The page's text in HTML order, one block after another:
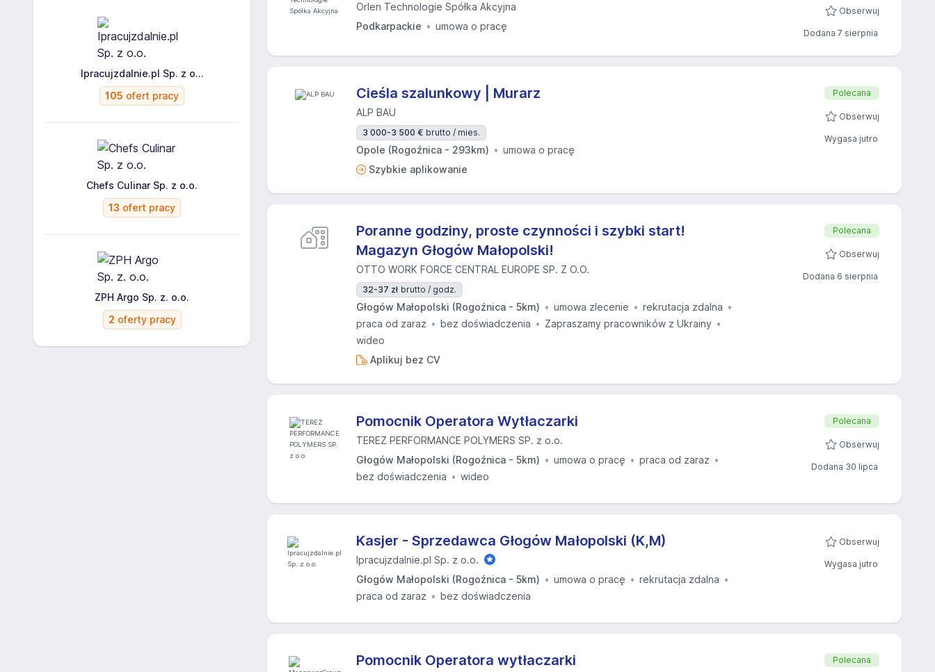
Ipracujzdalnie.pl Sp. z o...
105 ofert pracy
Chefs Culinar Sp. z o.o.
13 ofert pracy
ZPH Argo Sp. z. o.o.
2 oferty pracy
Orlen Technologie Spółka Akcyjna
Podkarpackie
umowa o pracę
Obserwuj
Dodana 7 sierpnia
Cieśla szalunkowy | Murarz
ALP BAU
3 000-3 500 € brutto / mies.
Opole (Rogoźnica - 293km)
umowa o pracę
Szybkie aplikowanie
Polecana
Obserwuj
Wygasa jutro
Poranne godziny, proste czynności i szybki start!
Magazyn Głogów Małopolski!
OTTO WORK FORCE CENTRAL EUROPE SP. Z O.O.
32-37 zł brutto / godz.
Głogów Małopolski (Rogoźnica - 5km) umowa zlecenie
rekrutacja zdalna
praca od zaraz
bez doświadczenia
Zapraszamy pracowników z Ukrainy
wideo
Aplikuj bez CV
Polecana
Obserwuj
Dodana 6 sierpnia
Pomocnik Operatora Wytłaczarki
TEREZ PERFORMANCE POLYMERS SP. z o.o.
Głogów Małopolski (Rogoźnica - 5km)
umowa o pracę
praca od zaraz
bez doświadczenia
wideo
Polecana
Obserwuj
Dodana 30 lipca
Kasjer - Sprzedawca Głogów Małopolski (K,M)
Ipracujzdalnie.pl Sp. z o.o.
Głogów Małopolski (Rogoźnica - 5km)
umowa o pracę
rekrutacja zdalna
praca od zaraz
bez doświadczenia
Obserwuj
Wygasa jutro
Pomocnik Operatora wytłaczarki Polecana